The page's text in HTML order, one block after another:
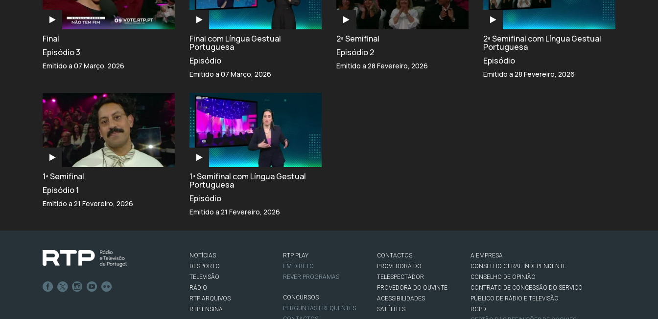
Final
Episódio 3
Emitido a 07 Março, 2026
Final com Língua Gestual
Portuguesa
Episódio
Emitido a 07 Março, 2026
2ª Semifinal
Episódio 2
Emitido a 28 Fevereiro, 2026
2ª Semifinal com Língua Gestual
Portuguesa
Episódio
Emitido a 28 Fevereiro, 2026
1ª Semifinal
Episódio 1
Emitido a 21 Fevereiro, 2026
1ª Semifinal com Língua Gestual
Portuguesa
Episódio
Emitido a 21 Fevereiro, 2026
NOTÍCIAS
DESPORTO
TELEVISÃO
RÁDIO
RTP ARQUIVOS
RTP ENSINA
RTP PLAY
EM DIRETO
REVER PROGRAMAS
CONCURSOS
PERGUNTAS FREQUENTES
CONTACTOS
PROVEDORA DO
TELESPECTADOR
PROVEDORA DO OUVINTE
ACESSIBILIDADES
SATÉLITES
A EMPRESA
CONSELHO GERAL INDEPENDENTE
CONSELHO DE OPINIÃO
CONTRATO DE CONCESSÃO DO SERVIÇO
PÚBLICO DE RÁDIO E TELEVISÃO
RGPD